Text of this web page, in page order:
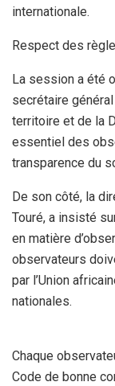
internationale.
Respect des
La session a été
secrétaire
territoire et de la
essentiel des
transparence du
De son côté, la
Touré, a insisté
en matière
observateurs
par l’Union
nationales.
Chaque
Code de bonne